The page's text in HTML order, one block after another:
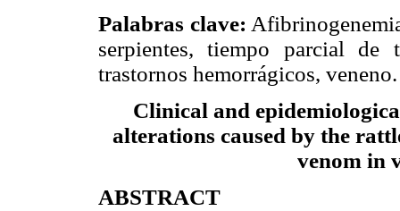
Palabras clave:
serpientes, tiempo parcial de
trastornos hemorrágicos, veneno.
Clinical and
alterations caused by the
venom in
ABSTRACT